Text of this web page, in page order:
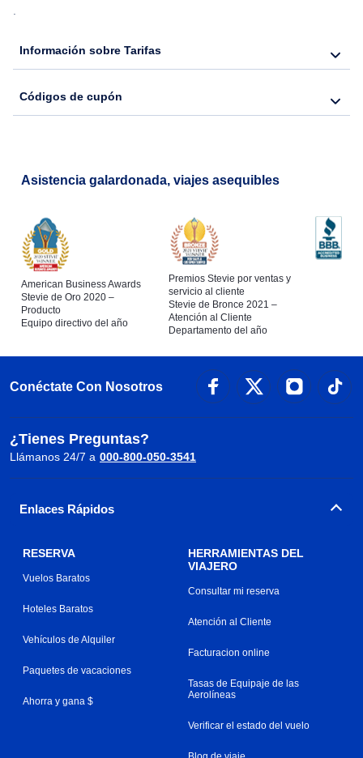
.
Información sobre Tarifas
Códigos de cupón
Asistencia galardonada, viajes asequibles
American Business Awards
Stevie de Oro 2020 –
Producto
Equipo directivo del año
Premios Stevie por ventas y
servicio al cliente
Stevie de Bronce 2021 –
Atención al Cliente
Departamento del año
Conéctate Con Nosotros
¿Tienes Preguntas?
Llámanos 24/7 a 000-800-050-3541
Enlaces Rápidos
RESERVA
Vuelos Baratos
Hoteles Baratos
Vehículos de Alquiler
Paquetes de vacaciones
Ahorra y gana $
HERRAMIENTAS DEL
VIAJERO
Consultar mi reserva
Atención al Cliente
Facturacion online
Tasas de Equipaje de las
Aerolíneas
Verificar el estado del vuelo